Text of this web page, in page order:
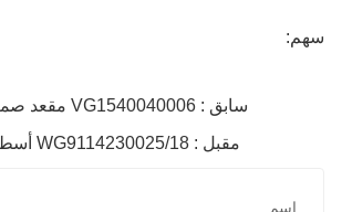
سهم:
سابق : VG1540040006 مقعد صمام السحب Euro Ⅲ
مقبل : WG9114230025/18 أسطوانة التشغيل 1102
اسم